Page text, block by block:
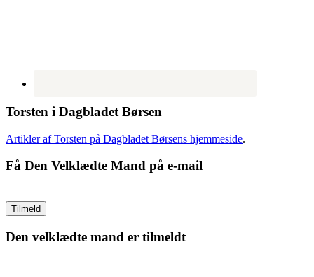
Torsten i Dagbladet Børsen
Artikler af Torsten på Dagbladet Børsens hjemmeside.
Få Den Velklædte Mand på e-mail
Den velklædte mand er tilmeldt